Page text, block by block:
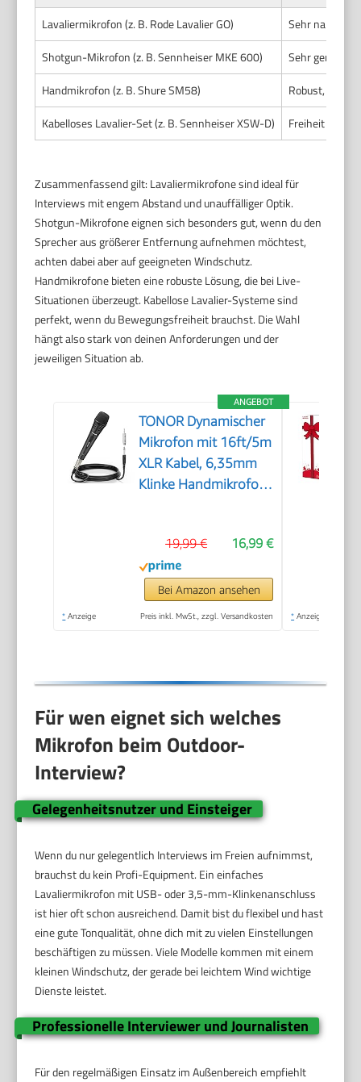
Lavaliermikrofon (z. B. Rode Lavalier GO)
Sehr nah am
Shotgun-Mikrofon (z. B. Sennheiser MKE 600)
Sehr
Handmikrofon (z. B. Shure SM58)
Robust, gute
Kabelloses Lavalier-Set (z. B. Sennheiser XSW-D)
Freiheit beim
Zusammenfassend gilt: Lavaliermikrofone sind ideal für
Interviews mit engem Abstand und unauffälliger Optik.
Shotgun-Mikrofone eignen sich besonders gut, wenn du den
Sprecher aus größerer Entfernung aufnehmen möchtest,
achten dabei aber auf geeigneten Windschutz.
Handmikrofone bieten eine robuste Lösung, die bei Live-
Situationen überzeugt. Kabellose Lavalier-Systeme sind
perfekt, wenn du Bewegungsfreiheit brauchst. Die Wahl
hängt also stark von deinen Anforderungen und der
jeweiligen Situation ab.
ANGEBOT
TONOR Dynamischer
Mikrofon mit 16ft/5m
XLR Kabel, 6,35mm
Klinke Handmikrofon
Karaoke Maschine, für
Bühne, Studio, KTV &
Heimgebrauch Audio
16,99 €
19,99 €
Bei Amazon ansehen
* Anzeige Preis inkl. MwSt., zzgl. Versandkosten * Anzeige
Für wen eignet sich welches
Mikrofon beim Outdoor-
Interview?
Gelegenheitsnutzer und Einsteiger
Wenn du nur gelegentlich Interviews im Freien aufnimmst,
brauchst du kein Profi-Equipment. Ein einfaches
Lavaliermikrofon mit USB- oder 3,5-mm-Klinkenanschluss
ist hier oft schon ausreichend. Damit bist du flexibel und hast
eine gute Tonqualität, ohne dich mit zu vielen Einstellungen
beschäftigen zu müssen. Viele Modelle kommen mit einem
kleinen Windschutz, der gerade bei leichtem Wind wichtige
Dienste leistet.
Professionelle Interviewer und Journalisten
Für den regelmäßigen Einsatz im Außenbereich empfiehlt